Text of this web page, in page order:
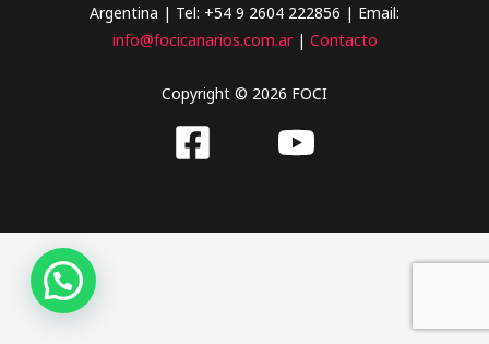
Argentina | Tel: +54 9 2604 222856 | Email:
info@focicanarios.com.ar| Contacto
Copyright © 2026 FOCI